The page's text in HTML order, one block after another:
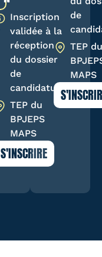
Inscription
validée à la
réception
du dossier
de
candidature
TEP du
BPJEPS
MAPS
S'INSCRIRE
de
TEP du
MAPS